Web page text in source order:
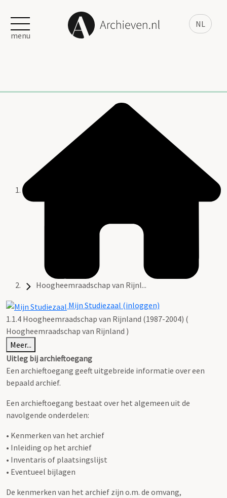
NL
menu
Hoogheemraadschap van Rijnl...
Mijn Studiezaal (inloggen)
1.1.4 Hoogheemraadschap van Rijnland (1987-2004) (
Hoogheemraadschap van Rijnland )
Meer...
Uitleg bij archieftoegang
Een archieftoegang geeft uitgebreide informatie over een
bepaald archief.
Een archieftoegang bestaat over het algemeen uit de
navolgende onderdelen:
• Kenmerken van het archief
• Inleiding op het archief
• Inventaris of plaatsingslijst
• Eventueel bijlagen
De kenmerken van het archief zijn o.m. de omvang,